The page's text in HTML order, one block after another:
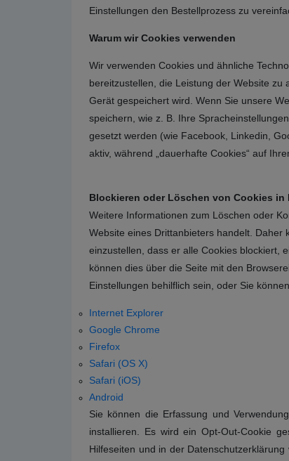
Einstellungen den Bestellprozess zu
Warum wir Cookies verwenden
Wir verwenden Cookies und ähnliche
bereitzustellen, die Leistung der Website
Gerät gespeichert wird. Wenn Sie unsere
speichern, wie z. B. Ihre
gesetzt werden (wie Facebook, Linkedin,
aktiv, während „dauerhafte Cookies“ auf
Blockieren oder Löschen von Cookies in
Weitere Informationen zum Löschen oder
Website eines Drittanbieters handelt. Daher
einzustellen, dass er alle Cookies blockiert,
können dies über die Seite mit den
Einstellungen behilflich sein, oder Sie
Internet Explorer
Google Chrome
Firefox
Safari (OS X)
Safari (iOS)
Android
Sie können die Erfassung und
installieren. Es wird ein Opt-Out-Cookie
Hilfeseiten und in der